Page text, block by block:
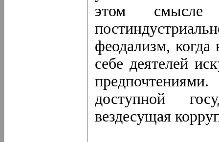
этом
феодализм,
себе деятелей
доступной
вездесущая